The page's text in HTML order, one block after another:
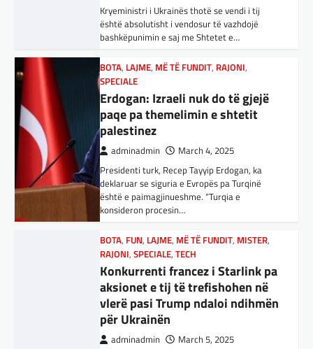
Kryeministri i Ukrainës thotë se vendi i tij
është absolutisht i vendosur të vazhdojë
bashkëpunimin e saj me Shtetet e…
BOTA, LAJME, MË TË FUNDIT, RAJONI,
SPECIALE
Erdogan: Izraeli nuk do të gjejë
paqe pa themelimin e shtetit
palestinez
adminadmin March 4, 2025
Presidenti turk, Recep Tayyip Erdogan, ka
deklaruar se siguria e Evropës pa Turqinë
është e paimagjinueshme. “Turqia e
konsideron procesin…
BOTA, FUN, LAJME, MË TË FUNDIT, MISTER,
RAJONI, SPECIALE, TECH
Konkurrenti francez i Starlink pa
aksionet e tij të trefishohen në
vlerë pasi Trump ndaloi ndihmën
për Ukrainën
adminadmin March 5, 2025
adminadmin March 3, 2025
Nga Dritan Hila Vështirë se ndonjë shqiptar
që ndjek sadopak politikën e jashtme, pas
takimit Trump-Zhelenski, nuk ka menduar:
Po…
BOTA,KULTURË,LAJME,MISTER ,RAJONI,
SPECIALE,TECH
Varësia nga ChatGPT është në
rritje: Kujdes! Këto janë pasojat
e mundshme
adminadmin April 1, 2025
Sipas studiuesve, përdoruesit që përdorin
shpesh ChatGPT për biseda jopersonale, duke
konceptuale dhe ndihmën për…
BOTA ,FUN,KULTURË,LAJME , MË TË FUNDIT,
MISTER,OPINIONE,RAJONI,SPORT,TECH,
TOP
Përparimi i DeepSeek AI është
për t’u lavdëruar
SPORT, VENDI
FFM pranon kërkesën e
kuqezinjëve, Shkëndija ndaj
Vardarit do të luaj të dielën
adminadmin February 27, 2024
Shkëndija dhe Vardari do të luajnë zyrtarisht
të dielën. Vendimi ka ardhur nga Federata e
futbollit të Maqedonisë së Veriut…